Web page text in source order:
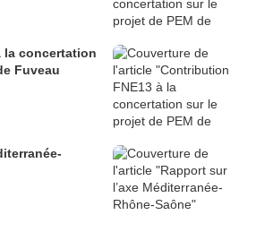
la concertation
Fuveau